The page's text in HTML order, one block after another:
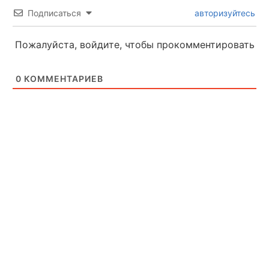
Подписаться авторизуйтесь
Пожалуйста, войдите, чтобы прокомментировать
0 КОММЕНТАРИЕВ